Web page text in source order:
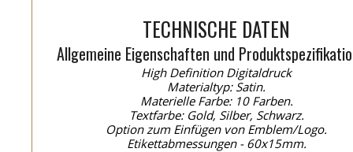
TECHNISCHE DATEN
Allgemeine Eigenschaften und
High Definition Digitaldruck
Materialtyp: Satin.
Materielle Farbe: 10 Farben.
Textfarbe: Gold, Silber, Schwarz.
Option zum Einfügen von Emblem/Logo.
Etikettabmessungen - 60x15mm.